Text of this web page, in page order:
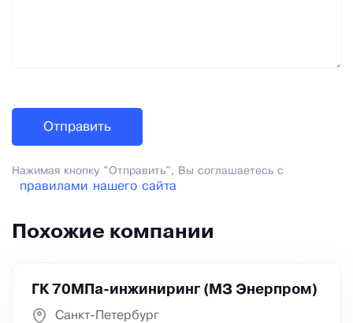
Нажимая кнопку "Отправить", Вы соглашаетесь с
правилами нашего сайта
Похожие компании
ГК 70МПа-инжиниринг (МЗ Энерпром)
Санкт-Петербург